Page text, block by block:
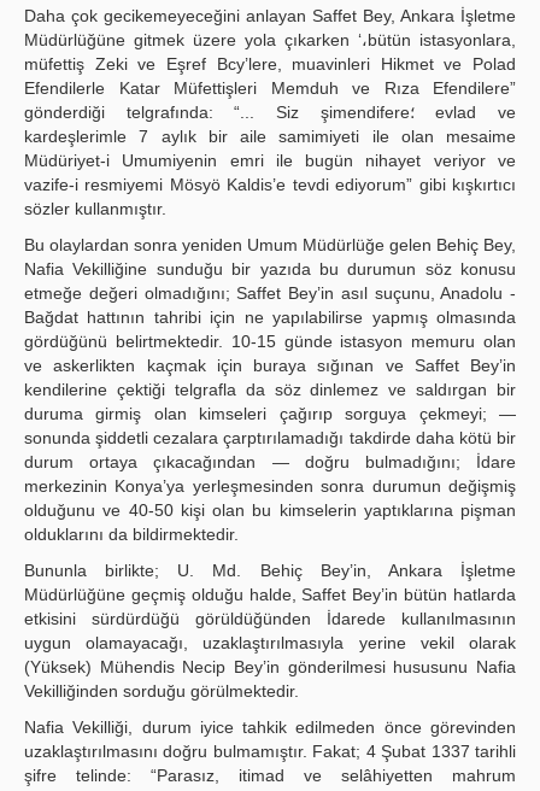
Daha çok gecikemeyeceğini anlayan Saffet Bey, Ankara İşletme
Müdürlüğüne gitmek üzere yola çıkarken ‘،bütün istasyonlara,
müfettiş Zeki ve Eşref Bcy’lere, muavinleri Hikmet ve Polad
Efendilerle Katar Müfettişleri Memduh ve Rıza Efendilere”
gönderdiği telgrafında: “... Siz şimendifere؛ evlad ve
kardeşlerimle 7 aylık bir aile samimiyeti ile olan mesaime
Müdüriyet-i Umumiyenin emri ile bugün nihayet veriyor ve
vazife-i resmiyemi Mösyö Kaldis’e tevdi ediyorum” gibi kışkırtıcı
sözler kullanmıştır.
Bu olaylardan sonra yeniden Umum Müdürlüğe gelen Behiç Bey,
Nafia Vekilliğine sunduğu bir yazıda bu durumun söz konusu
etmeğe değeri olmadığını; Saffet Bey’in asıl suçunu, Anadolu -
Bağdat hattının tahribi için ne yapılabilirse yapmış olmasında
gördüğünü belirtmektedir. 10-15 günde istasyon memuru olan
ve askerlikten kaçmak için buraya sığınan ve Saffet Bey’in
kendilerine çektiği telgrafla da söz dinlemez ve saldırgan bir
duruma girmiş olan kimseleri çağırıp sorguya çekmeyi; —
sonunda şiddetli cezalara çarptırılamadığı takdirde daha kötü bir
durum ortaya çıkacağından — doğru bulmadığını; İdare
merkezinin Konya’ya yerleşmesinden sonra durumun değişmiş
olduğunu ve 40-50 kişi olan bu kimselerin yaptıklarına pişman
olduklarını da bildirmektedir.
Bununla birlikte; U. Md. Behiç Bey’in, Ankara İşletme
Müdürlüğüne geçmiş olduğu halde, Saffet Bey’in bütün hatlarda
etkisini sürdürdüğü görüldüğünden İdarede kullanılmasının
uygun olamayacağı, uzaklaştırılmasıyla yerine vekil olarak
(Yüksek) Mühendis Necip Bey’in gönderilmesi hususunu Nafia
Vekilliğinden sorduğu görülmektedir.
Nafia Vekilliği, durum iyice tahkik edilmeden önce görevinden
uzaklaştırılmasını doğru bulmamıştır. Fakat; 4 Şubat 1337 tarihli
şifre telinde: “Parasız, itimad ve selâhiyetten mahrum